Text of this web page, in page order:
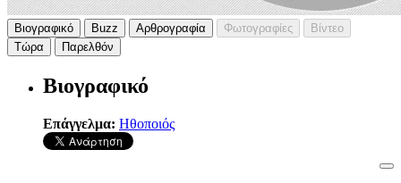
Βιογραφικό Buzz Αρθρογραφία Φωτογραφίες
Βίντεο
Τώρα
Παρελθόν
Βιογραφικό
Επάγγελμα: Ηθοποιός